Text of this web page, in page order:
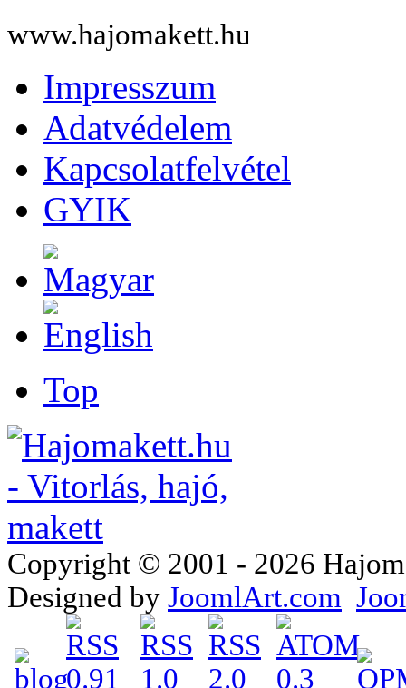
www.hajomakett.hu
Impresszum
Adatvédelem
Kapcsolatfelvétel
GYIK
Top
Copyright © 2001 - 2026
Designed by JoomlArt.com